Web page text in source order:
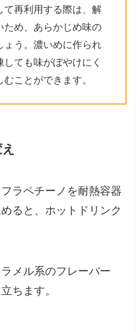
て再利用する際は、解
ため、あらかじめ味の
ょう。濃いめに作られ
ても味がぼやけにく
ことができます。
ラペチーノを耐熱容器
ると、ホットドリンク
メル系のフレーバー
ちます。